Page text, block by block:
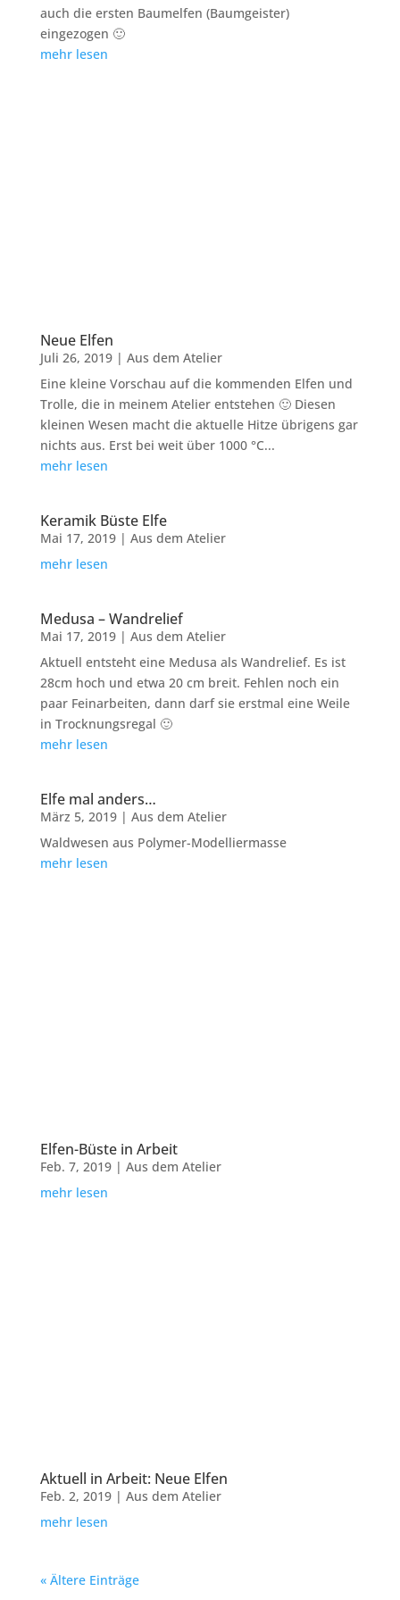
auch die ersten Baumelfen (Baumgeister)
eingezogen 🙂
mehr lesen
Neue Elfen
Juli 26, 2019| Aus dem Atelier
Eine kleine Vorschau auf die kommenden Elfen und
Trolle, die in meinem Atelier entstehen 🙂 Diesen
kleinen Wesen macht die aktuelle Hitze übrigens gar
nichts aus. Erst bei weit über 1000 °C...
mehr lesen
Keramik Büste Elfe
Mai 17, 2019| Aus dem Atelier
mehr lesen
Medusa – Wandrelief
Mai 17, 2019| Aus dem Atelier
Aktuell entsteht eine Medusa als Wandrelief. Es ist
28cm hoch und etwa 20 cm breit. Fehlen noch ein
paar Feinarbeiten, dann darf sie erstmal eine Weile
in Trocknungsregal 🙂
mehr lesen
Elfe mal anders…
März 5, 2019| Aus dem Atelier
Waldwesen aus Polymer-Modelliermasse
mehr lesen
Elfen-Büste in Arbeit
Feb. 7, 2019| Aus dem Atelier
mehr lesen
Aktuell in Arbeit: Neue Elfen
Feb. 2, 2019| Aus dem Atelier
mehr lesen
« Ältere Einträge